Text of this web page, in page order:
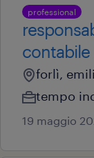
professional
contabile
forlì,
tempo
19 maggio